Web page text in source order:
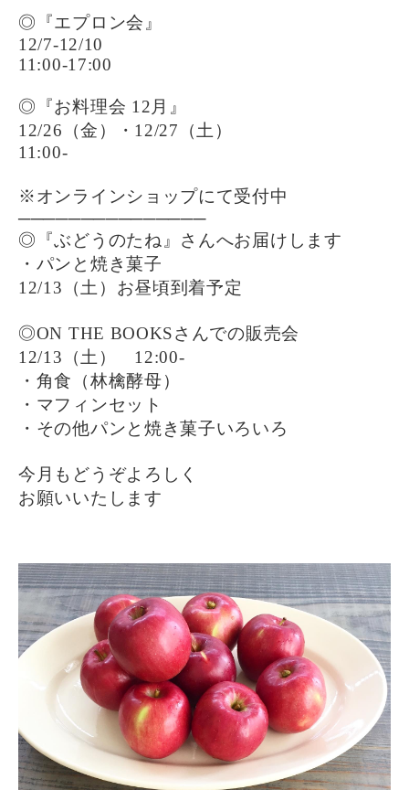
◎『エプロン会』
12/7-12/10
11:00-17:00
◎『お料理会 12月』
12/26（金）・12/27（土）
11:00-
※オンラインショップにて受付中
───────────────
◎『ぶどうのたね』さんへお届けします
・パンと焼き菓子
12/13（土）お昼頃到着予定
◎ON THE BOOKSさんでの販売会
12/13（土） 12:00-
・角食（林檎酵母）
・マフィンセット
・その他パンと焼き菓子いろいろ
今月もどうぞよろしく
お願いいたします